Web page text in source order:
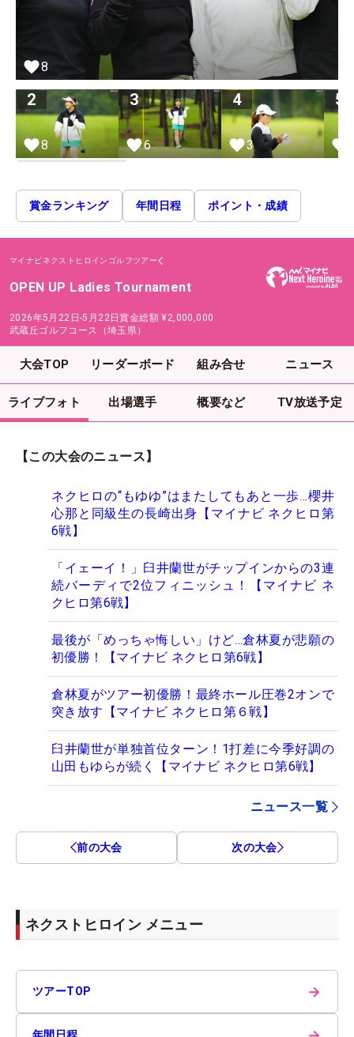
8
2
8
3
6
4
3
5
賞金ランキング 年間日程 ポイント・成績
マイナビネクストヒロインゴルフツアー
OPEN UP Ladies Tournament
2026年5月22日-5月22日賞金総額 ¥2,000,000
武蔵丘ゴルフコース（埼玉県）
大会TOP リーダーボード 組み合せ ニュース
ライブフォト 出場選手 概要など TV放送予定
【この大会のニュース】
ネクヒロの“もゆゆ”はまたしてもあと一歩…櫻井
心那と同級生の長崎出身【マイナビ ネクヒロ第
6戦】
「イェーイ！」臼井蘭世がチップインからの3連
続バーディで2位フィニッシュ！【マイナビ ネ
クヒロ第6戦】
最後が「めっちゃ悔しい」けど…倉林夏が悲願の
初優勝！【マイナビ ネクヒロ第6戦】
倉林夏がツアー初優勝！最終ホール圧巻2オンで
突き放す【マイナビ ネクヒロ第６戦】
臼井蘭世が単独首位ターン！1打差に今季好調の
山田もゆらが続く【マイナビ ネクヒロ第6戦】
ニュース一覧
前の大会 次の大会
ネクストヒロイン メニュー
ツアーTOP →